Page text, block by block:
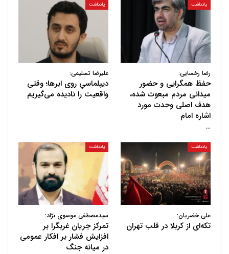
یادداشت
رضا رخسایی:
حفظ همگرایی و حضور
میدانی مردم مبعوث شده،
هدف اصلی وحدت مورد
اشاره امام
…
یادداشت
علیرضا تسلیمی:
دیپلماسیِ روی ابرها؛ وقتی
واقعیت را نادیده می‌گیریم
یادداشت
علی خضریان:
تکه‌ای از کربلا در قلب تهران
یادداشت
سیدمصطفی موسوی نژاد:
تمرکز جریان غربگرا بر
افزایش فشار بر افکار عمومی
در میانه جنگ